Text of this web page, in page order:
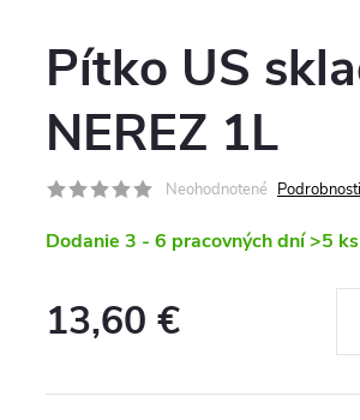
Pítko US
NEREZ 1L
Neohodnotené
Dodanie 3 - 6 pracovných dní>5 ks
13,60 €